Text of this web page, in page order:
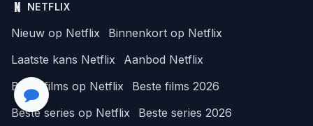
NETFLIX
Nieuw op Netflix
Binnenkort op Netflix
Laatste kans Netflix
Aanbod Netflix
Beste films op Netflix
Beste films 2026
Beste series op Netflix
Beste series 2026